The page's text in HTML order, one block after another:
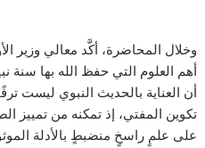
وخلال المحاضرة، أكَّد معالي وزير
أهم العلوم التي حفظ الله بها سنة
أن العناية بالحديث النبوي ليست
تكوين المفتي، إذ تمكنه من تمييز
على علمٍ راسخٍ منضبطٍ بالأدلة